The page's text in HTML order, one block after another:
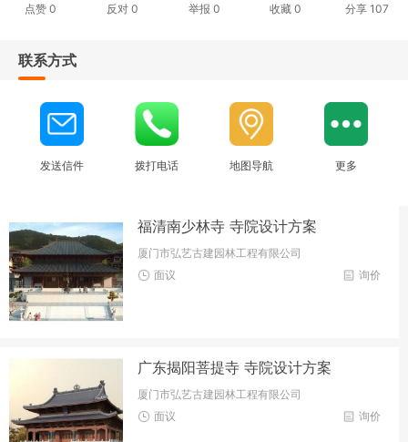
点赞0 反对 0 举报 0 收藏 0 分享107
联系方式
发送信件 拨打电话 地图导航 更多
福清南少林寺 寺院设计方案
厦门市弘艺古建园林工程有限公司
询价
面议
广东揭阳菩提寺 寺院设计方案
厦门市弘艺古建园林工程有限公司
询价
面议